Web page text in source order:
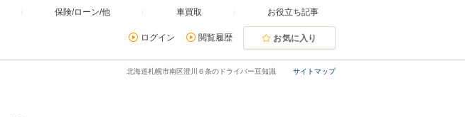
保険/ローン/他 車買取 お役立ち記事
ログイン 閲覧履歴 お気に入り
サイトマップ
北海道札幌市南区澄川６条のドライバー豆知識